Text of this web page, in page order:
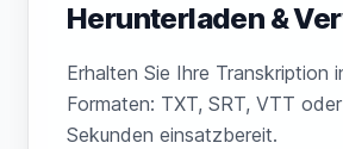
Herunterladen &
Erhalten Sie Ihre Transkription
Formaten: TXT, SRT, VTT
Sekunden einsatzbereit.